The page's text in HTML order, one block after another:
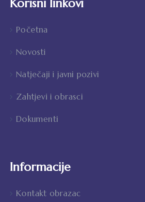
Korisni linkovi
Početna
Novosti
Natječaji i javni pozivi
Zahtjevi i obrasci
Dokumenti
Informacije
Kontakt obrazac